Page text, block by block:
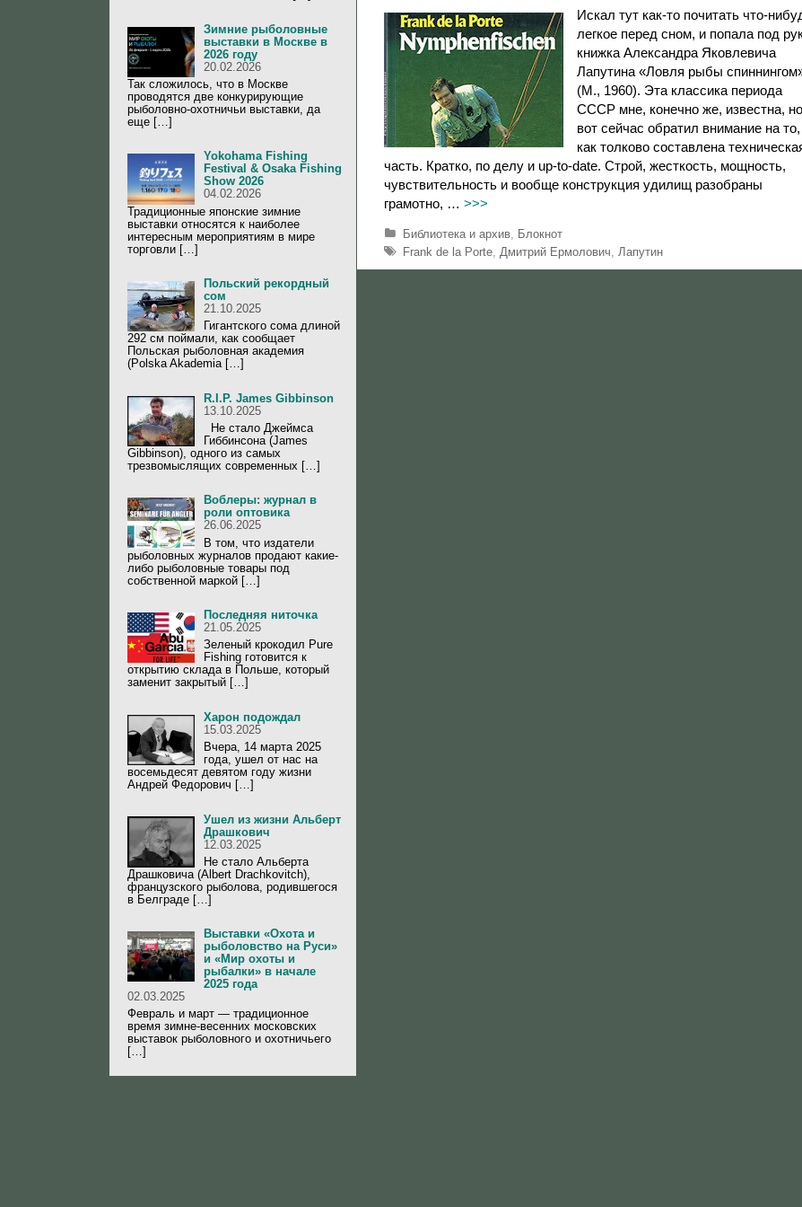
Искал тут как-то почитать что-
легкое перед сном, и попала под
книжка Александра Яковлевича
Лапутина «Ловля рыбы
(М., 1960). Эта классика периода
СССР мне, конечно же, известна, но
вот сейчас обратил внимание на то,
как толково составлена
часть. Кратко, по делу и up-to-date. Строй, жесткость, мощность,
чувствительность и вообще конструкция уди­лищ разобраны
грамотно, … >>>
Р
у
б
Библиотека и архив, Блокнот
М
е
Frank de la Porte, Дмитрий Ермолович, Лапутин
Зимние рыболовные
выставки в Москве в
2026 году
20.02.2026
Так сложилось, что в Москве
проводятся две конкурирующие
рыболовно-охотничьи выставки, да
еще […]
Yokohama Fishing
Festival & Osaka Fishing
Show 2026
04.02.2026
Традиционные японские зимние
выставки относятся к наиболее
интересным мероприятиям в мире
торговли […]
Польский рекордный
сом
21.10.2025
Гигантского сома длиной
292 см поймали, как сообщает
Польская рыболовная академия
(Polska Akademia […]
R.I.P. James Gibbinson
13.10.2025
Не стало Джеймса
Гиббинсона (James
Gibbinson), одного из самых
трезвомыслящих современных […]
Воблеры: журнал в
роли оптовика
26.06.2025
В том, что издатели
рыболовных журналов продают какие-
либо рыболовные товары под
собственной маркой […]
Последняя ниточка
21.05.2025
Зеленый крокодил Pure
Fishing готовится к
открытию склада в Польше, который
заменит закрытый […]
Харон подождал
15.03.2025
Вчера, 14 марта 2025
года, ушел от нас на
восемьдесят девятом году жизни
Андрей Федорович […]
Ушел из жизни Альберт
Драшкович
12.03.2025
Не стало Альберта
Драшковича (Albert Drachkovitch),
французского рыболова, родившегося
в Белграде […]
Выставки «Охота и
рыболовство на Руси»
и «Мир охоты и
рыбалки» в начале
2025 года
02.03.2025
Февраль и март — традиционное
время зимне-весенних московских
выставок рыболовного и охотничьего
[…]